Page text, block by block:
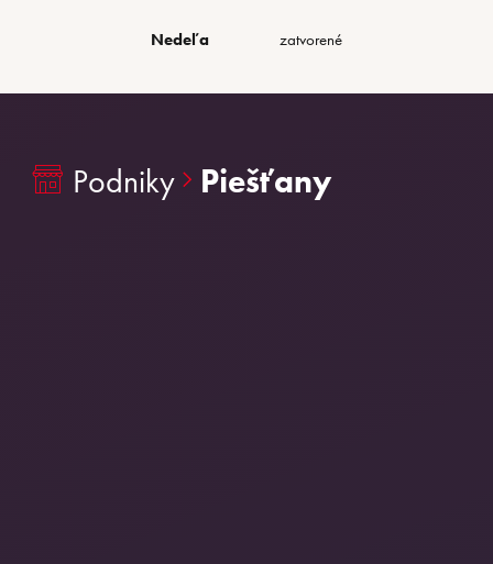
Nedeľa zatvorené
Podniky Piešťany